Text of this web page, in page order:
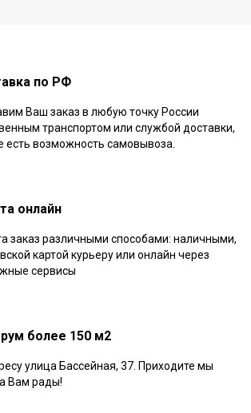
по РФ
Ваш заказ в любую точку России
транспортом или службой доставки,
есть возможность самовывоза.
онлайн
заказ различными способами: наличными,
картой курьеру или онлайн через
сервисы
более 150 м2
улица Бассейная, 37. Приходите мы
Вам рады!